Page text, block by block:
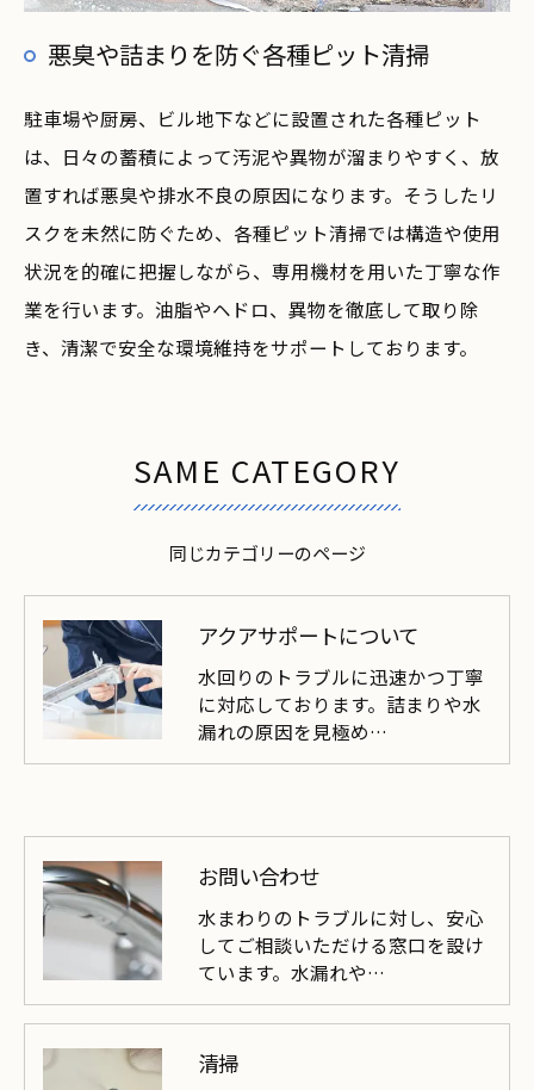
悪臭や詰まりを防ぐ各種ピット清掃
駐車場や厨房、ビル地下などに設置された各種ピット
は、日々の蓄積によって汚泥や異物が溜まりやすく、放
置すれば悪臭や排水不良の原因になります。そうしたリ
スクを未然に防ぐため、各種ピット清掃では構造や使用
状況を的確に把握しながら、専用機材を用いた丁寧な作
業を行います。油脂やヘドロ、異物を徹底して取り除
き、清潔で安全な環境維持をサポートしております。
同じカテゴリーのページ
SAME CATEGORY
アクアサポートについて
水回りのトラブルに迅速かつ丁寧
に対応しております。詰まりや水
漏れの原因を見極め…
お問い合わせ
水まわりのトラブルに対し、安心
してご相談いただける窓口を設け
ています。水漏れや…
清掃